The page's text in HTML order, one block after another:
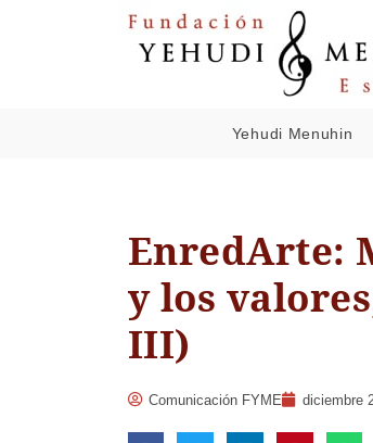
Yehudi Menuhin
EnredArte:
y los
III)
Comunicación FYME diciembre